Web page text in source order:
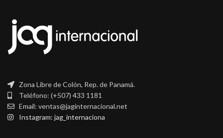
Zona Libre de Colón, Rep. de Panamá.
Teléfono: (+507) 433 1181
Email: ventas@jaginternacional.net
Instagram: jag_internaciona